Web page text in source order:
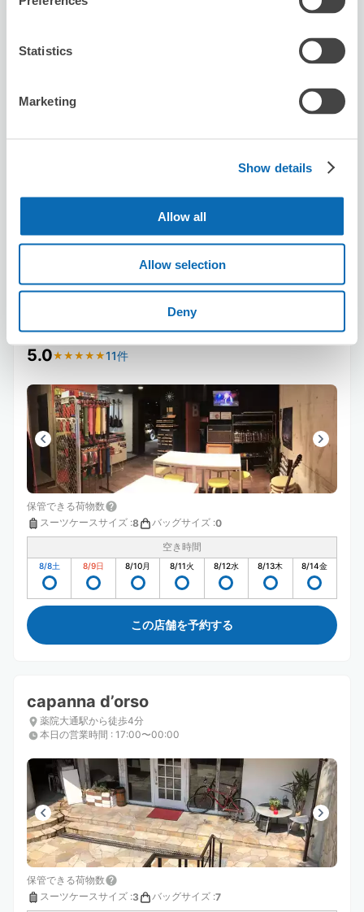
Statistics
Marketing
Show details
Allow all
Allow selection
Deny
保管できる荷物数
この店舗を予約する
Sound Boogie 天神親不孝通り店
5.0★ ★ ★ ★ ★
★ ★ ★ ★ ★11件
保管できる荷物数
スーツケースサイズ :8 バッグサイズ :0
空き時間
8/8土 8/9日 8/10月 8/11火 8/12水 8/13木 8/14金
この店舗を予約する
capanna d’orso
薬院大通駅から徒歩4分
本日の営業時間 : 17:00〜00:00
保管できる荷物数
スーツケースサイズ :3 バッグサイズ :7